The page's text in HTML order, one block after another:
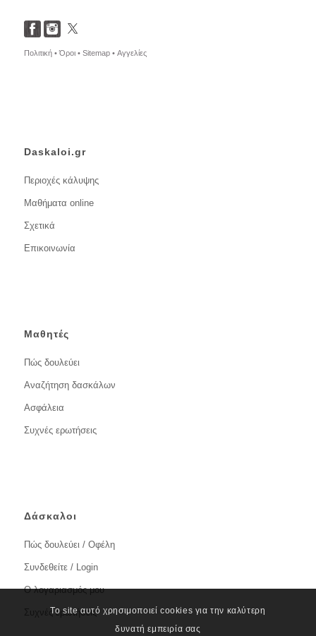
Πολιτική •Όροι • Sitemap • Αγγελίες
Daskaloi.gr
Περιοχές κάλυψης
Μαθήματα online
Σχετικά
Επικοινωνία
Μαθητές
Πώς δουλεύει
Αναζήτηση δασκάλων
Ασφάλεια
Συχνές ερωτήσεις
Δάσκαλοι
Πώς δουλεύει / Οφέλη
Συνδεθείτε / Login
Ο λογαριασμός μου
Συχνές ερωτήσεις
Το site αυτό χρησιμοποιεί cookies για την καλύτερη
δυνατή εμπειρία σας